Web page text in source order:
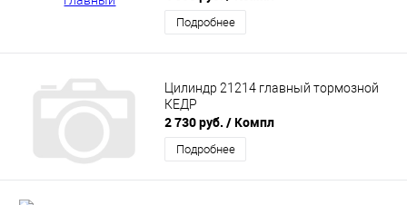
Подробнее
Цилиндр 21214 главный тормозной
КЕДР
2 730 руб. / Компл
Подробнее